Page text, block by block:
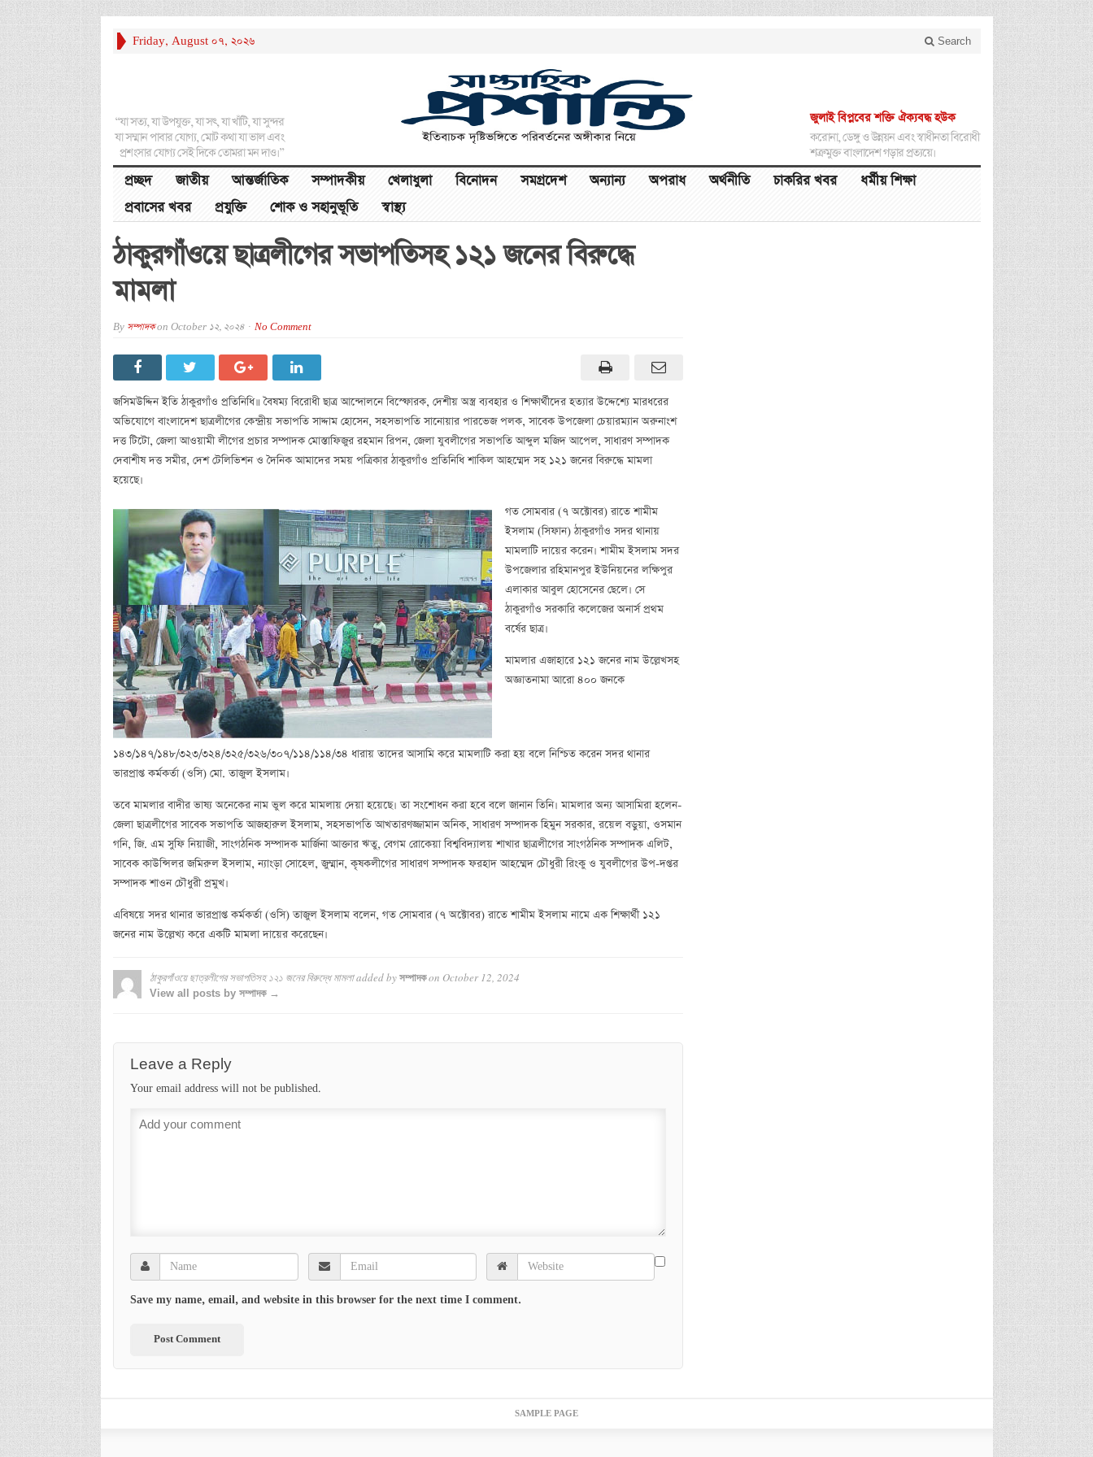
Friday, August 07, 2026 Search
“যা সত্য, যা উপযুক্ত, যা সৎ, যা খাঁটি, যা সুন্দর
যা সম্মান পাবার যোগ্য, মোট কথা যা ভাল এবং
প্রশংসার যোগ্য সেই দিকে তোমরা মন দাও।”
জুলাই বিপ্লবের শক্তি ঐক্যবদ্ধ হউক
করোনা, ডেঙ্গু ও উন্নয়ন এবং স্বাধীনতা বিরোধী
শত্রুমুক্ত বাংলাদেশ গড়ার প্রত্যয়ে।
প্রচ্ছদ জাতীয় আন্তর্জাতিক সম্পাদকীয় খেলাধুলা বিনোদন সমগ্রদেশ অন্যান্য অপরাধ অর্থনীতি চাকরির খবর
ধর্মীয় শিক্ষা
প্রবাসের খবর
প্রযুক্তি শোক ও সহানুভূতি স্বাস্থ্য
ঠাকুরগাঁওয়ে ছাত্রলীগের সভাপতিসহ ১২১ জনের বিরুদ্ধে
মামলা
By সম্পাদকon October 12, 2024 No Comment
জসিমউদ্দিন ইতি ঠাকুরগাঁও প্রতিনিধি॥ বৈষম্য বিরোধী ছাত্র আন্দোলনে বিস্ফোরক, দেশীয় অস্ত্র ব্যবহার ও শিক্ষার্থীদের হত্যার উদ্দেশ্যে মারধরের
অভিযোগে বাংলাদেশ ছাত্রলীগের কেন্দ্রীয় সভাপতি সাদ্দাম হোসেন, সহসভাপতি সানোয়ার পারভেজ পলক, সাবেক উপজেলা চেয়ারম্যান অরুনাংশ
দত্ত টিটো, জেলা আওয়ামী লীগের প্রচার সম্পাদক মোস্তাফিজুর রহমান রিপন, জেলা যুবলীগের সভাপতি আব্দুল মজিদ আপেল, সাধারণ সম্পাদক
দেবাশীষ দত্ত সমীর, দেশ টেলিভিশন ও দৈনিক আমাদের সময় পত্রিকার ঠাকুরগাঁও প্রতিনিধি শাকিল আহম্মেদ সহ ১২১ জনের বিরুদ্ধে মামলা
হয়েছে।
গত সোমবার (৭ অক্টোবর) রাতে শামীম
ইসলাম (সিফান) ঠাকুরগাঁও সদর থানায়
মামলাটি দায়ের করেন। শামীম ইসলাম সদর
উপজেলার রহিমানপুর ইউনিয়নের লক্ষিপুর
এলাকার আবুল হোসেনের ছেলে। সে
ঠাকুরগাঁও সরকারি কলেজের অনার্স প্রথম
বর্ষের ছাত্র।
মামলার এজাহারে ১২১ জনের নাম উল্লেখসহ
অজ্ঞাতনামা আরো ৪০০ জনকে
১৪৩/১৪৭/১৪৮/৩২৩/৩২৪/৩২৫/৩২৬/৩০৭/১১৪/১১৪/৩৪ ধারায় তাদের আসামি করে মামলাটি করা হয় বলে নিশ্চিত করেন সদর থানার
ভারপ্রাপ্ত কর্মকর্তা (ওসি) মো. তাজুল ইসলাম।
তবে মামলার বাদীর ভাষ্য অনেকের নাম ভুল করে মামলায় দেয়া হয়েছে। তা সংশোধন করা হবে বলে জানান তিনি। মামলার অন্য আসামিরা হলেন-
জেলা ছাত্রলীগের সাবেক সভাপতি আজহারুল ইসলাম, সহসভাপতি আখতারণজ্জামান অনিক, সাধারণ সম্পাদক হিমুন সরকার, রয়েল বড়ুয়া, ওসমান
গনি, জি. এম সুফি নিয়াজী, সাংগঠনিক সম্পাদক মার্জিনা আক্তার ঋতু, বেগম রোকেয়া বিশ্ববিদ্যালয় শাখার ছাত্রলীগের সাংগঠনিক সম্পাদক এলিট,
সাবেক কাউন্সিলর জমিরুল ইসলাম, ন্যাংড়া সোহেল, জুম্মান, কৃষকলীগের সাধারণ সম্পাদক ফরহাদ আহম্মেদ চৌধুরী রিংকু ও যুবলীগের উপ-দপ্তর
সম্পাদক শাওন চৌধুরী প্রমুখ।
এবিষয়ে সদর থানার ভারপ্রাপ্ত কর্মকর্তা (ওসি) তাজুল ইসলাম বলেন, গত সোমবার (৭ অক্টোবর) রাতে শামীম ইসলাম নামে এক শিক্ষার্থী ১২১
জনের নাম উল্লেখ্য করে একটি মামলা দায়ের করেছেন।
ঠাকুরগাঁওয়ে ছাত্রলীগের সভাপতিসহ ১২১ জনের বিরুদ্ধে মামলাadded by সম্পাদকon October 12, 2024
View all posts by সম্পাদক →
Leave a Reply
Your email address will not be published.
Save my name, email, and website in this browser for the next time I comment.
SAMPLE PAGE